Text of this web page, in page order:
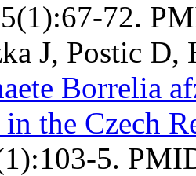
72.
J, Postic
Borrelia
in the Czech
5.